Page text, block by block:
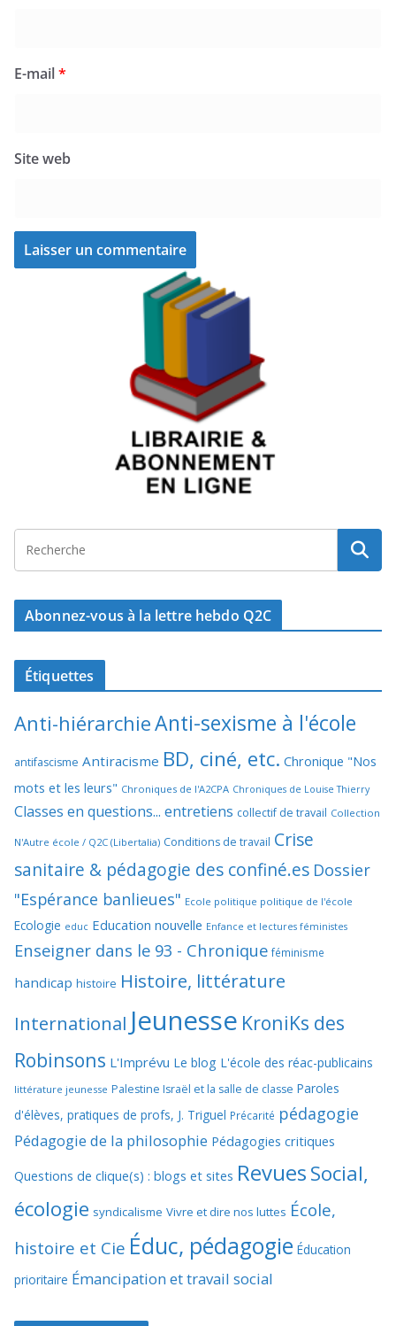
E-mail*
Site web
Abonnez-vous à la lettre hebdo Q2C
Étiquettes
Anti-hiérarchieAnti-sexisme à l'école
antifascisme Antiracisme BD, ciné, etc. Chronique "Nos
mots et les leurs" Chroniques de l'A2CPA Chroniques de Louise Thierry
Classes en questions... entretiens collectif de travail Collection
N'Autre école / Q2C (Libertalia) Conditions de travail Crise
sanitaire & pédagogie des confiné.es Dossier
"Espérance banlieues" Ecole politique politique de l'école
Ecologie educ Education nouvelle Enfance et lectures féministes
Enseigner dans le 93 - Chronique féminisme
handicap histoire Histoire, littérature
International Jeunesse KroniKs des
Robinsons L'Imprévu Le blog L'école des réac-publicains
littérature jeunesse Palestine Israël et la salle de classe Paroles
d'élèves, pratiques de profs, J. Triguel Précarité pédagogie
Pédagogie de la philosophie Pédagogies critiques
Questions de clique(s) : blogs et sites RevuesSocial,
écologie syndicalisme Vivre et dire nos luttes École,
histoire et Cie Éduc, pédagogie Éducation
prioritaire Émancipation et travail social